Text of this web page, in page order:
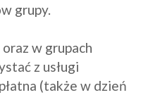
grupy.
w grupach
z usługi
(także w dzień